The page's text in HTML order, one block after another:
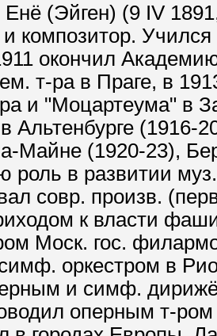
(Эйген) (9 IV
композитор.
окончил
т-ра в Праге, в
и "Моцартеума" в
в Альтенбурге
Майне (1920-23),
роль в развитии
совр. произв.
к власти
Моск. гос.
оркестром в
и симф.
оперным т-